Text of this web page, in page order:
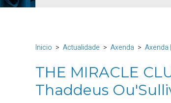
Inicio Actualidade Axenda Axenda
THE MIRACLE
Thaddeus